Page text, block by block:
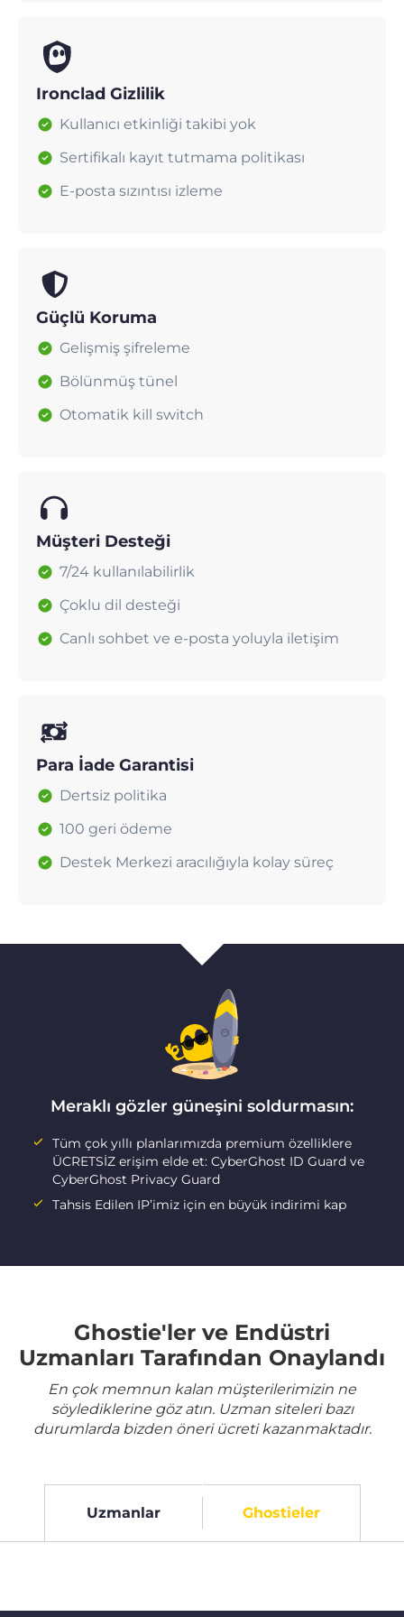
Ironclad Gizlilik
Kullanıcı etkinliği takibi yok
Sertifikalı kayıt tutmama politikası
E-posta sızıntısı izleme
Güçlü Koruma
Gelişmiş şifreleme
Bölünmüş tünel
Otomatik kill switch
Müşteri Desteği
7/24 kullanılabilirlik
Çoklu dil desteği
Canlı sohbet ve e-posta yoluyla iletişim
Para İade Garantisi
Dertsiz politika
100 geri ödeme
Destek Merkezi aracılığıyla kolay süreç
Meraklı gözler güneşini soldurmasın:
Tüm çok yıllı planlarımızda premium özelliklere
ÜCRETSİZ erişim elde et: CyberGhost ID Guard ve
CyberGhost Privacy Guard
Tahsis Edilen IP’imiz için en büyük indirimi kap
Ghostie'ler ve Endüstri
Uzmanları Tarafından Onaylandı
En çok memnun kalan müşterilerimizin ne
söylediklerine göz atın. Uzman siteleri bazı
durumlarda bizden öneri ücreti kazanmaktadır.
Uzmanlar Ghostieler